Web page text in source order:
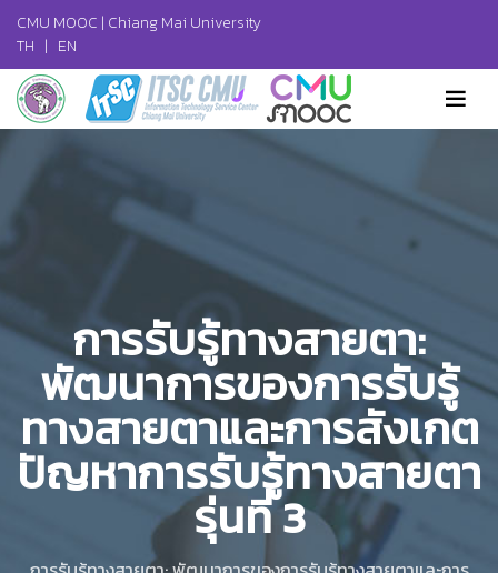
CMU MOOC | Chiang Mai University
TH | EN
การรับรู้ทางสายตา:
พัฒนาการของการรับรู้
ทางสายตาและการสังเกต
ปัญหาการรับรู้ทางสายตา
รุ่นที่ 3